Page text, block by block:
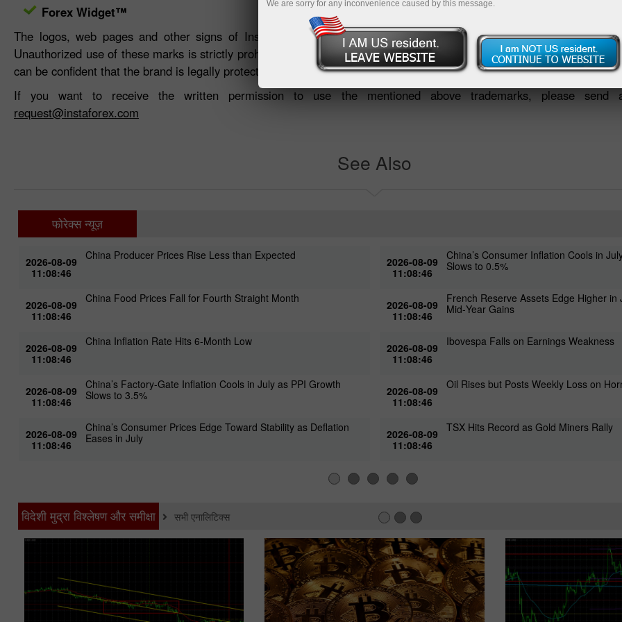
Forex Widget™
The logos, web pages and other signs of InstaFintech Group are protected by the trademark, copyright and
Unauthorized use of these marks is strictly prohibited. We are convinced that it contributes to developing the
can be confident that the brand is legally protected.
If you want to receive the written permission to use the mentioned above trademarks, please send
request@instaforex.com
See Also
फोरेक्स न्यूज़
2026-08-09
11:08:46
China Producer Prices Rise Less than Expected
2026-08-09
11:08:46
China Food Prices Fall for Fourth Straight Month
2026-08-09
11:08:46
China Inflation Rate Hits 6-Month Low
2026-08-09
11:08:46
China’s Factory-Gate Inflation Cools in July as PPI Growth
Slows to 3.5%
2026-08-09
11:08:46
China’s Consumer Prices Edge Toward Stability as Deflation
Eases in July
2026-08-09
11:08:46
China’s Consumer Inflation Cools in
Slows to 0.5%
2026-08-09
11:08:46
French Reserve Assets Edge Higher in
Mid‑Year Gains
2026-08-09
11:08:46
Ibovespa Falls on Earnings Weakness
2026-08-09
11:08:46
Oil Rises but Posts Weekly Loss on
2026-08-09
11:08:46
TSX Hits Record as Gold Miners Rally
विदेशी मुद्रा विश्लेषण और समीक्षा सभी एनालिटिक्स
30% बोनस
इंस्टा फोरेक्स क्लब बोनस
We are sorry for any inconvenience caused by this message.